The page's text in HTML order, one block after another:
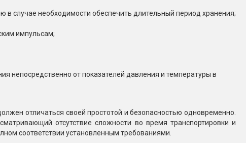
в случае необходимости обеспечить длительный период хранения;
импульсам;
непосредственно от показателей давления и температуры в
отличаться своей простотой и безопасностью одновременно.
отсутствие сложности во время транспортировки и
соответствии установленным требованиями.